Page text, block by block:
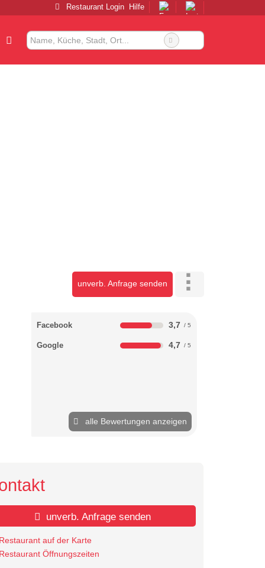
Restaurant Login Hilfe
unverb. Anfrage senden
Facebook 3,7
Google 4,7
alle Bewertungen anzeigen
unverb. Anfrage senden
Restaurant auf der Karte
Restaurant Öffnungszeiten